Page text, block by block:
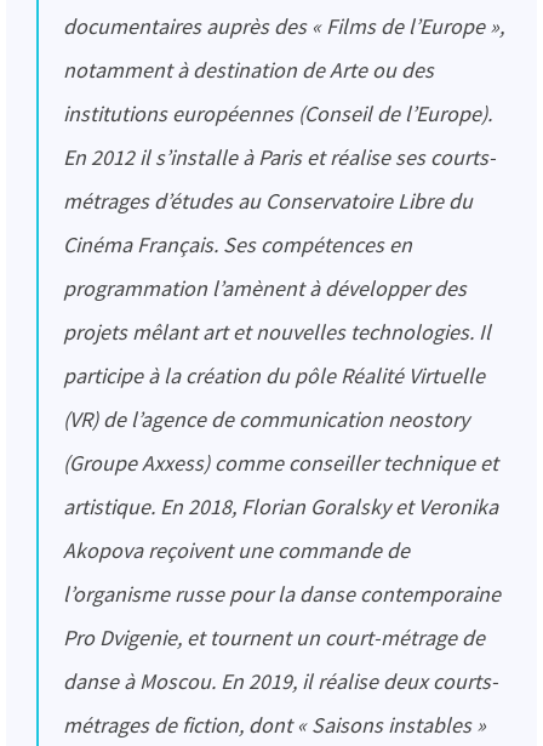
documentaires auprès des « Films de l’Europe »,
notamment à destination de Arte ou des
institutions européennes (Conseil de l’Europe).
En 2012 il s’installe à Paris et réalise ses courts-
métrages d’études au Conservatoire Libre du
Cinéma Français. Ses compétences en
programmation l’amènent à développer des
projets mêlant art et nouvelles technologies. Il
participe à la création du pôle Réalité Virtuelle
(VR) de l’agence de communication neostory
(Groupe Axxess) comme conseiller technique et
artistique. En 2018, Florian Goralsky et Veronika
Akopova reçoivent une commande de
l’organisme russe pour la danse contemporaine
Pro Dvigenie, et tournent un court-métrage de
danse à Moscou. En 2019, il réalise deux courts-
métrages de fiction, dont « Saisons instables »